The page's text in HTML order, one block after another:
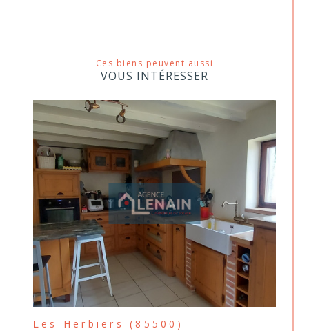
Ces biens peuvent aussi
VOUS INTÉRESSER
Les Herbiers (85500)